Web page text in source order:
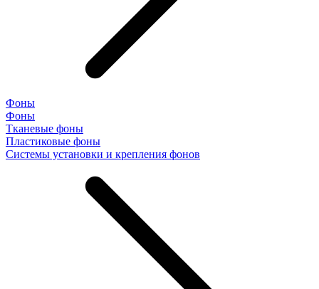
Фоны
Фоны
Тканевые фоны
Пластиковые фоны
Системы установки и крепления фонов